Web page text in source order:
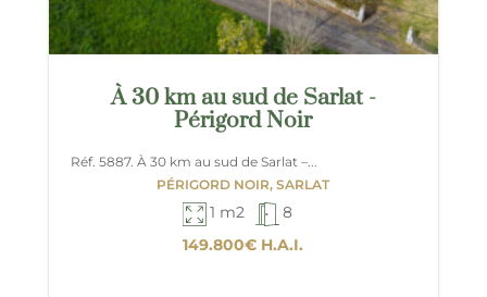
À 30 km au sud de Sarlat -
Périgord Noir
Réf. 5887. À 30 km au sud de Sarlat –...
PÉRIGORD NOIR, SARLAT
1 m2
8
149.800€ H.A.I.